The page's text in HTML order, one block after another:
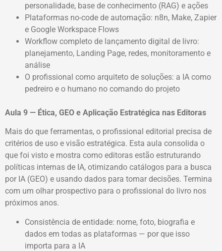
personalidade, base de conhecimento (RAG) e ações
Plataformas no-code de automação: n8n, Make, Zapier
e Google Workspace Flows
Workflow completo de lançamento digital de livro:
planejamento, Landing Page, redes, monitoramento e
análise
O profissional como arquiteto de soluções: a IA como
pedreiro e o humano no comando do projeto
Aula 9 — Ética, GEO e Aplicação Estratégica nas Editoras
Mais do que ferramentas, o profissional editorial precisa de
critérios de uso e visão estratégica. Esta aula consolida o
que foi visto e mostra como editoras estão estruturando
políticas internas de IA, otimizando catálogos para a busca
por IA (GEO) e usando dados para tomar decisões. Termina
com um olhar prospectivo para o profissional do livro nos
próximos anos.
Consistência de entidade: nome, foto, biografia e
dados em todas as plataformas — por que isso
importa para a IA